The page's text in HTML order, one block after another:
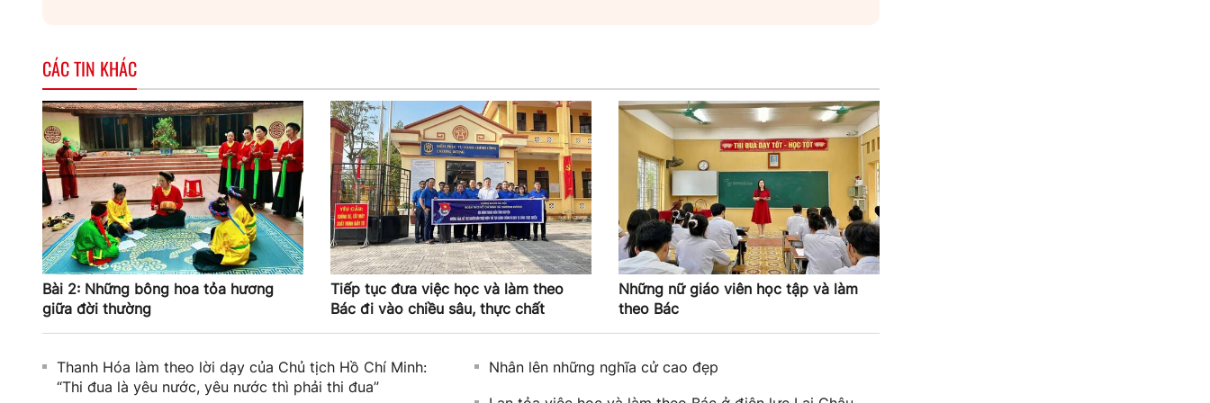
CÁC TIN KHÁC
Bài 2: Những bông hoa tỏa hương
giữa đời thường
Tiếp tục đưa việc học và làm theo
Bác đi vào chiều sâu, thực chất
Những nữ giáo viên học tập và làm
theo Bác
Thanh Hóa làm theo lời dạy của Chủ tịch Hồ Chí Minh:
“Thi đua là yêu nước, yêu nước thì phải thi đua”
Nhân lên những nghĩa cử cao đẹp